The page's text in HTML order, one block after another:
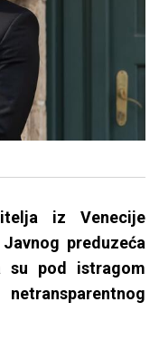
iz Venecije
preduzeća
su pod istragom